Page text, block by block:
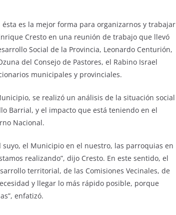
es la mejor forma para organizarnos y trabajar
Cresto en una reunión de trabajo que llevó
Social de la Provincia, Leonardo Centurión,
del Consejo de Pastores, el Rabino Israel
municipales y provinciales.
se realizó un análisis de la situación social
Barrial, y el impacto que está teniendo en el
Nacional.
el Municipio en el nuestro, las parroquias en
realizando”, dijo Cresto. En este sentido, el
territorial, de las Comisiones Vecinales, de
y llegar lo más rápido posible, porque
enfatizó.